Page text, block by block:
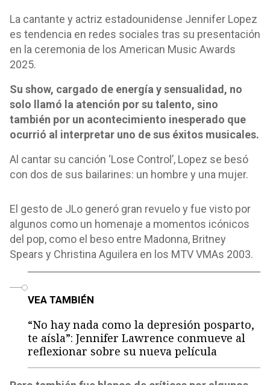
La cantante y actriz estadounidense Jennifer Lopez
es tendencia en redes sociales tras su presentación
en la ceremonia de los American Music Awards
2025.
Su show, cargado de energía y sensualidad, no
solo llamó la atención por su talento, sino
también por un acontecimiento inesperado que
ocurrió al interpretar uno de sus éxitos musicales.
Al cantar su canción ‘Lose Control’, Lopez se besó
con dos de sus bailarines: un hombre y una mujer.
El gesto de JLo generó gran revuelo y fue visto por
algunos como un homenaje a momentos icónicos
del pop, como el beso entre Madonna, Britney
Spears y Christina Aguilera en los MTV VMAs 2003.
VEA TAMBIÉN
“No hay nada como la depresión posparto,
te aísla”: Jennifer Lawrence conmueve al
reflexionar sobre su nueva película